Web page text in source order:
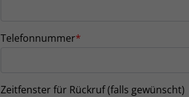
Telefonnummer
Zeitfenster für Rückruf (falls gewünscht)